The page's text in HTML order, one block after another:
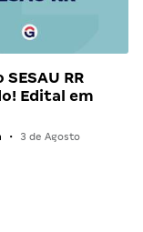
RR
Edital em
• 3 de Agosto